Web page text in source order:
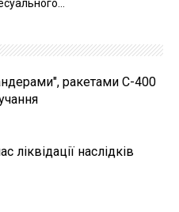
ракетами С-400
ліквідації наслідків